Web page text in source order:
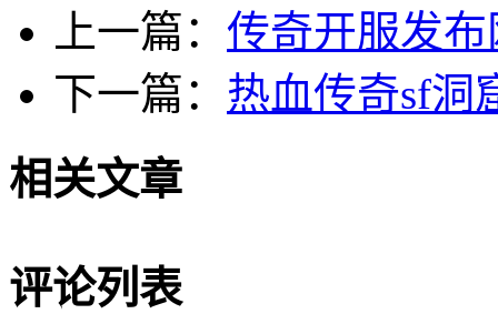
上一篇： 传奇开服发
下一篇： 热血传奇sf洞
相关文章
评论列表